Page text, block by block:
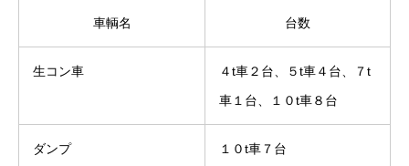
車輌名 台数
生コン車
４t車２台、５t車４台、７t
車１台、１０t車８台
ダンプ １０t車７台